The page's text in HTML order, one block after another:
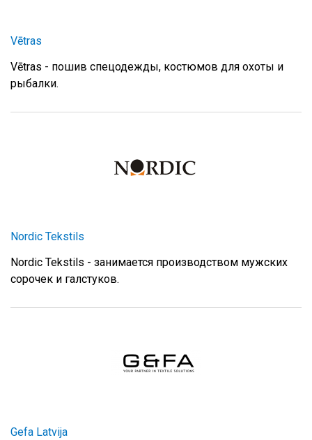
Vētras
Vētras - пошив спецодежды, костюмов для охоты и
рыбалки.
Nordic Tekstils
Nordic Tekstils - занимается производством мужских
сорочек и галстуков.
Gefa Latvija